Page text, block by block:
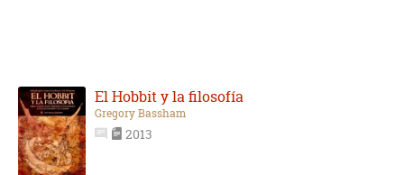
El Hobbit y la filosofía
Gregory Bassham
2013